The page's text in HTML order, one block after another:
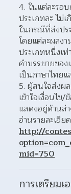
ในแต่ละรอ
ประเภทละ ไม่
ในกรณีที่ส่งปร
โดยแต่ละผลงา
ประเภทหนึ่งเ
คำบรรยายขอ
เป็นภาษาไทย
ผู้สนใจส่งผล
เข้าใจเงื่อนไ
แสดงอยู่ด้านล่
http://
mid=750
การเตรียมเ